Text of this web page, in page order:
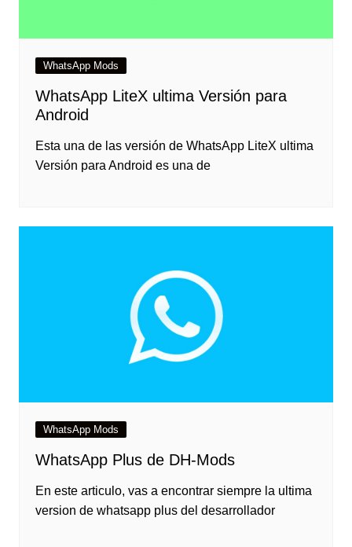
WhatsApp Mods
WhatsApp LiteX ultima Versión para
Android
Esta una de las versión de WhatsApp LiteX ultima
Versión para Android es una de
WhatsApp Mods
WhatsApp Plus de DH-Mods
En este articulo, vas a encontrar siempre la ultima
version de whatsapp plus del desarrollador